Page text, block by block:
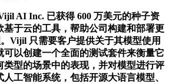
AI Inc. 已获得 600 万美元的种子资
基于云的工具，帮助公司构建和部署更
Vijil 只需要客户提供关于其模型使用
可以创建一个全面的测试套件来衡量它
类型的场景中的表现，并对模型进行评
工智能系统，包括开源大语言模型、